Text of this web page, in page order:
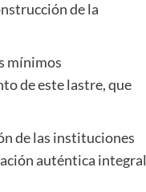
de la
mínimos
de este lastre, que
de las instituciones
auténtica integral